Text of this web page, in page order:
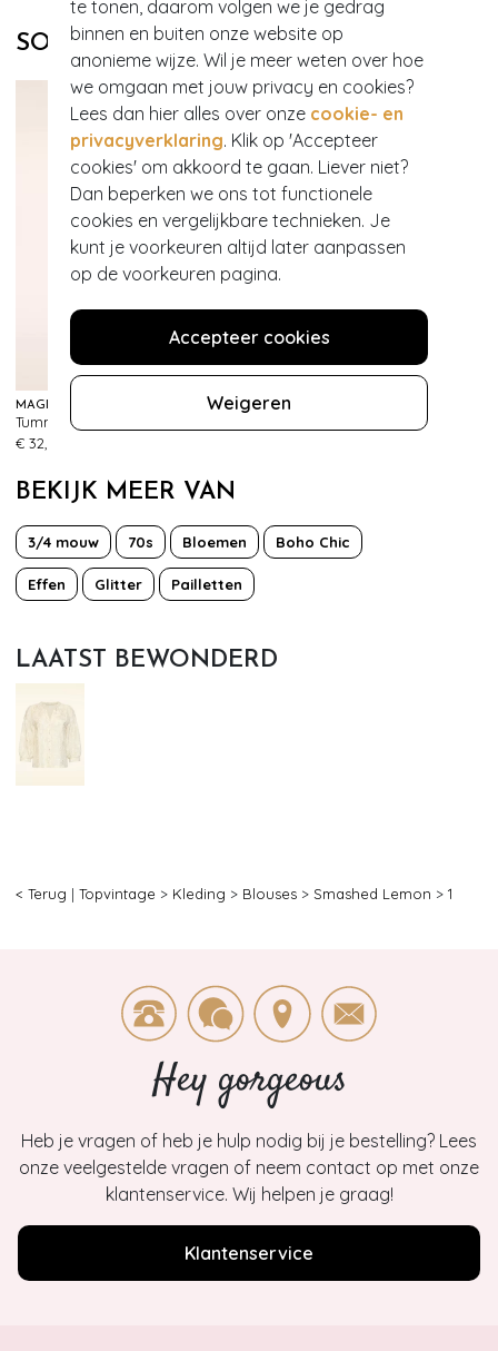
te tonen, daarom volgen we je gedrag
binnen en buiten onze website op
anonieme wijze. Wil je meer weten over hoe
we omgaan met jouw privacy en cookies?
Lees dan hier alles over onze cookie- en
privacyverklaring. Klik op 'Accepteer
cookies' om akkoord te gaan. Liever niet?
Dan beperken we ons tot functionele
cookies en vergelijkbare technieken. Je
kunt je voorkeuren altijd later aanpassen
op de voorkeuren pagina.
Accepteer cookies
Weigeren
SOORTGELIJKE PRODUCTEN
MAGIC BODYFASHION
€ 32,95
330
MAGIC BODYFASHION
577
BEKIJK MEER VAN
3/4 mouw 70s Bloemen Boho Chic
Effen Glitter Pailletten
LAATST BEWONDERD
< Terug | Topvintage > Kleding > Blouses > Smashed Lemon > 1
Hey gorgeous
Heb je vragen of heb je hulp nodig bij je bestelling? Lees
onze veelgestelde vragen of neem contact op met onze
klantenservice. Wij helpen je graag!
Klantenservice